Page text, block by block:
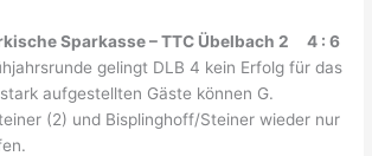
Sparkasse – TTC Übelbach 2 4 : 6
gelingt DLB 4 kein Erfolg für das
aufgestellten Gäste können G.
(2) und Bisplinghoff/Steiner wieder nur